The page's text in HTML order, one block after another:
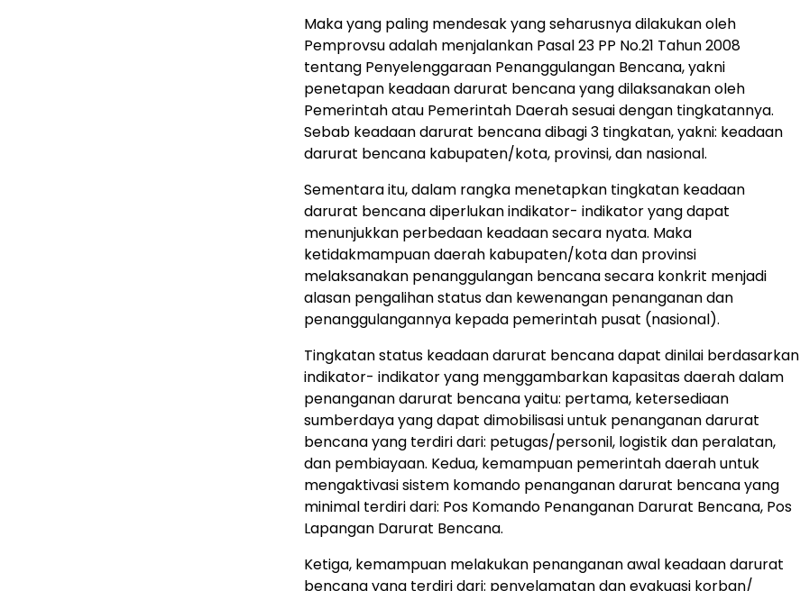
Maka yang paling mendesak yang seharusnya dilakukan oleh
Pemprovsu adalah menjalankan Pasal 23 PP No.21 Tahun 2008
tentang Penyelenggaraan Penanggulangan Bencana, yakni
penetapan keadaan darurat bencana yang dilaksanakan oleh
Pemerintah atau Pemerintah Daerah sesuai dengan tingkatannya.
Sebab keadaan darurat bencana dibagi 3 tingkatan, yakni: keadaan
darurat bencana kabupaten/kota, provinsi, dan nasional.
Sementara itu, dalam rangka menetapkan tingkatan keadaan
darurat bencana diperlukan indikator- indikator yang dapat
menunjukkan perbedaan keadaan secara nyata. Maka
ketidakmampuan daerah kabupaten/kota dan provinsi
melaksanakan penanggulangan bencana secara konkrit menjadi
alasan pengalihan status dan kewenangan penanganan dan
penanggulangannya kepada pemerintah pusat (nasional).
Tingkatan status keadaan darurat bencana dapat dinilai berdasarkan
indikator- indikator yang menggambarkan kapasitas daerah dalam
penanganan darurat bencana yaitu: pertama, ketersediaan
sumberdaya yang dapat dimobilisasi untuk penanganan darurat
bencana yang terdiri dari: petugas/personil, logistik dan peralatan,
dan pembiayaan. Kedua, kemampuan pemerintah daerah untuk
mengaktivasi sistem komando penanganan darurat bencana yang
minimal terdiri dari: Pos Komando Penanganan Darurat Bencana, Pos
Lapangan Darurat Bencana.
Ketiga, kemampuan melakukan penanganan awal keadaan darurat
bencana yang terdiri dari: penyelamatan dan evakuasi korban/